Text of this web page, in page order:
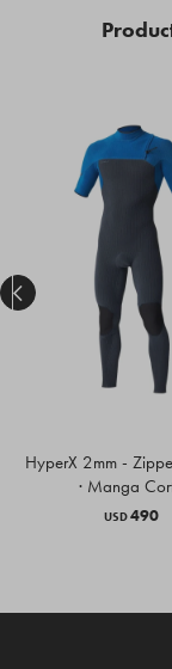
HyperX 2mm -
· Manga
USD490
